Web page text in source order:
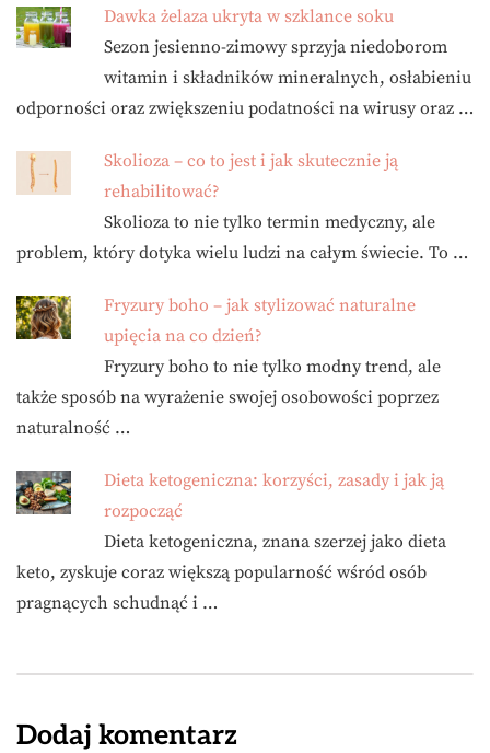
Dawka żelaza ukryta w szklance soku
Sezon jesienno-zimowy sprzyja niedoborom
witamin i składników mineralnych, osłabieniu
odporności oraz zwiększeniu podatności na wirusy oraz …
Skolioza – co to jest i jak skutecznie ją
rehabilitować?
Skolioza to nie tylko termin medyczny, ale
problem, który dotyka wielu ludzi na całym świecie. To …
Fryzury boho – jak stylizować naturalne
upięcia na co dzień?
Fryzury boho to nie tylko modny trend, ale
także sposób na wyrażenie swojej osobowości poprzez
naturalność …
Dieta ketogeniczna: korzyści, zasady i jak ją
rozpocząć
Dieta ketogeniczna, znana szerzej jako dieta
keto, zyskuje coraz większą popularność wśród osób
pragnących schudnąć i …
Dodaj komentarz